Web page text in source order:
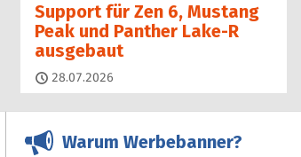
Support für Zen 6, Mustang
Peak und Panther Lake-R
ausgebaut
28.07.2026
Warum Werbebanner?